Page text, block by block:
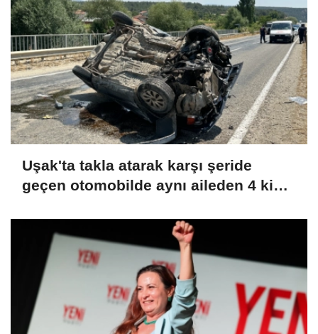
Uşak'ta takla atarak karşı şeride
geçen otomobilde aynı aileden 4 kişi